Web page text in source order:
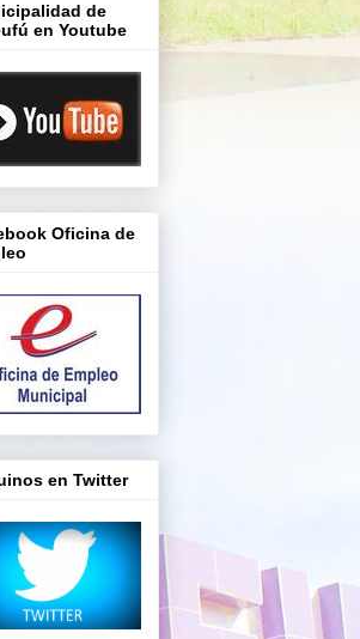
de
en Youtube
Oficina de
en Twitter